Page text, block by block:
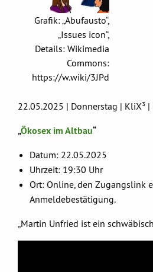
Grafik: „Abufausto“,
„Issues icon“,
Details: Wikimedia
Commons:
https://w.wiki/3JPd
22.05.2025 | Donnerstag | KliX³
„Ökosex im Altbau“
Datum: 22.05.2025
Uhrzeit: 19:30 Uhr
Ort: Online, den Zugangslink
Anmeldebestätigung.
„Martin Unfried ist ein